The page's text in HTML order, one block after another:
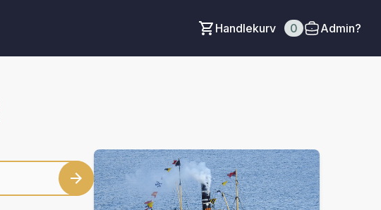
Handlekurv 0 Admin?